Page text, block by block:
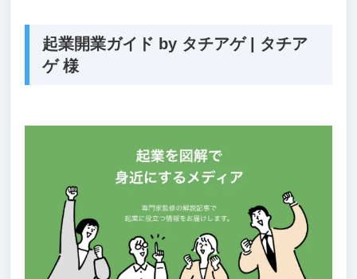
起業開業ガイド by タチアゲ | タチア
ゲ 様